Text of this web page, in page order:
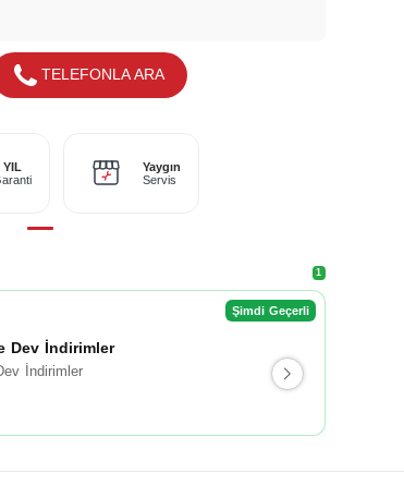
TELEFONLA ARA
YIL
Yaygın
Servis
1
Şimdi Geçerli
Dev İndirimler
İndirimler